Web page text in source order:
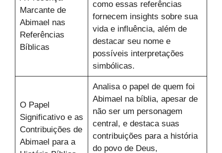
Marcante de
Abimael nas
Referências
Bíblicas
como essas referências
fornecem insights sobre sua
vida e influência, além de
destacar seu nome e
possíveis interpretações
simbólicas.
O Papel
Significativo e as
Contribuições de
Abimael para a
Analisa o papel de quem foi
Abimael na bíblia, apesar de
não ser um personagem
central, e destaca suas
contribuições para a história
do povo de Deus,